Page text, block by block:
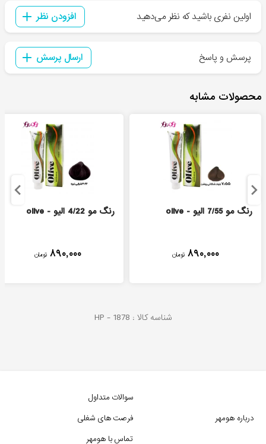
اولین نفری باشید که نظر می‌دهید افزودن نظر
پرسش و پاسخ ارسال پرسش
محصولات مشابه
رنگ مو 7/55 الیو - olive
۸۹۰,۰۰۰ تومان
رنگ مو 4/22 الیو - olive
۸۹۰,۰۰۰ تومان
شناسه کالا : HP - 1878
درباره هومهر
سوالات متداول
فرصت های شغلی
تماس با هومهر